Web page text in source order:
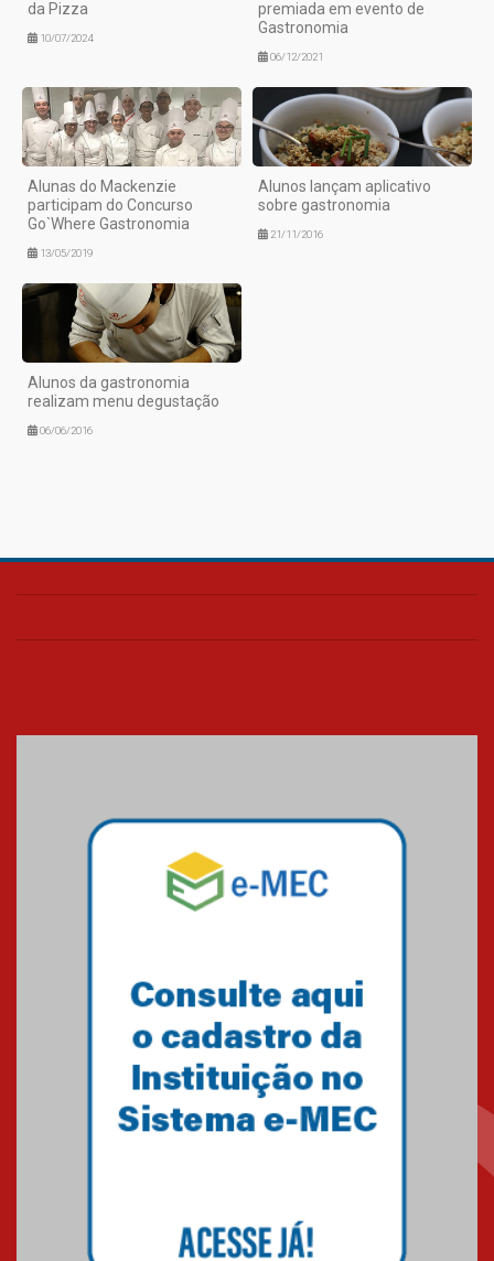
da Pizza
10/07/2024
premiada em evento de
Gastronomia
06/12/2021
Alunas do Mackenzie
participam do Concurso
Go`Where Gastronomia
13/05/2019
Alunos lançam aplicativo
sobre gastronomia
21/11/2016
Alunos da gastronomia
realizam menu degustação
06/06/2016